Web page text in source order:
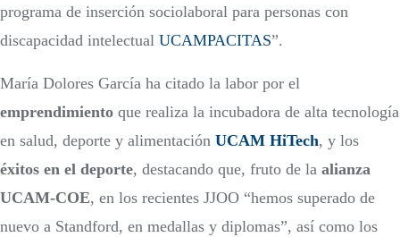
programa de inserción sociolaboral para personas con
discapacidad intelectual UCAMPACITAS”.
María Dolores García ha citado la labor por el
emprendimiento que realiza la incubadora de alta tecnología
en salud, deporte y alimentación UCAM HiTech, y los
éxitos en el deporte, destacando que, fruto de la alianza
UCAM-COE, en los recientes JJOO “hemos superado de
nuevo a Standford, en medallas y diplomas”, así como los